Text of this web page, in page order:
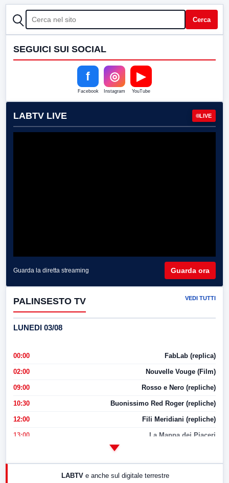
CERCA Cerca
SEGUICI SUI SOCIAL
f
Facebook
◎
Instagram
▶
YouTube
LABTV LIVE LIVE
Guarda la diretta streaming Guarda ora
PALINSESTO TV VEDI TUTTI
LUNEDI 03/08
00:00 FabLab (replica)
02:00 Nouvelle Vouge (Film)
09:00 Rosso e Nero (repliche)
10:30 Buonissimo Red Roger (repliche)
12:00 Fili Meridiani (repliche)
13:00 La Mappa dei Piaceri
LABTV e anche sul digitale terrestre